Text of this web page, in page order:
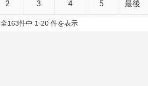
2 3 4 5 最後
全163件中 1-20 件を表示